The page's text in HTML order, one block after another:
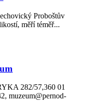
Proboštův
měří téměř...
282/57,360 01
muzeum@pernod-